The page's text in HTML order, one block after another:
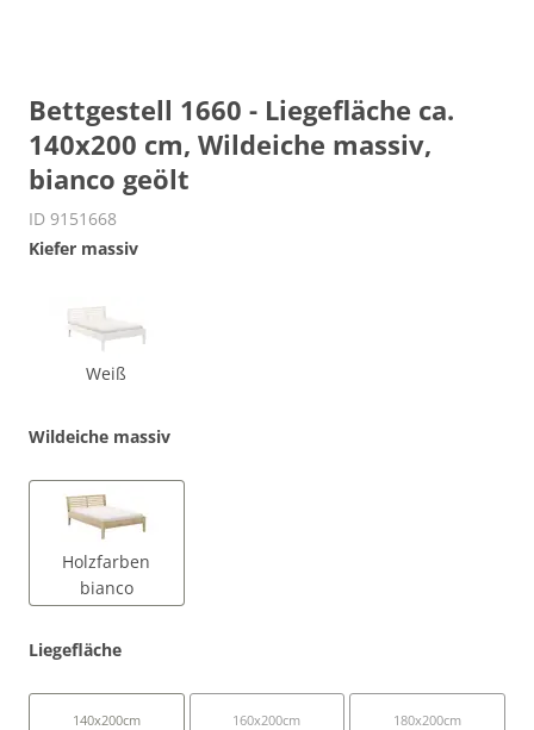
Bettgestell 1660 - Liegefläche ca.
140x200 cm, Wildeiche massiv,
bianco geölt
ID 9151668
Kiefer massiv
Weiß
Wildeiche massiv
Holzfarben
bianco
Liegefläche
140x200cm 160x200cm 180x200cm